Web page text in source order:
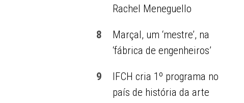
Rachel Meneguello
8
Marçal, um ‘mestre’, na
‘fábrica de engenheiros’
9
IFCH cria 1º programa no
país de história da arte